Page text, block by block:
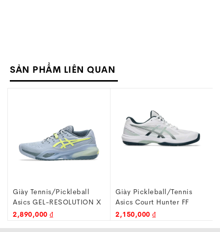
SẢN PHẨM LIÊN QUAN
Giày Tennis/Pickleball
Asics GEL-RESOLUTION X
1041A487-402 Xám Xanh
2,890,000 ₫
Giày Pickleball/Tennis
Asics Court Hunter FF
1071A111-100 Trắng/Xanh
2,150,000 ₫